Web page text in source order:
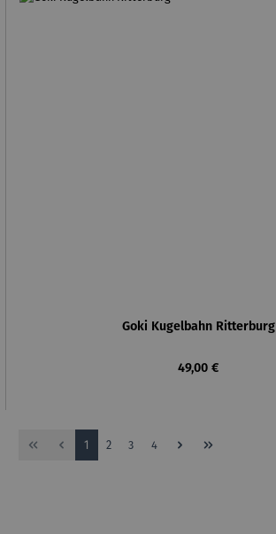
Goki Kugelbahn Ritterburg
Regulärer Preis:
49,00 €
Seite
1 Seite
2 Seite
3 Seite
4